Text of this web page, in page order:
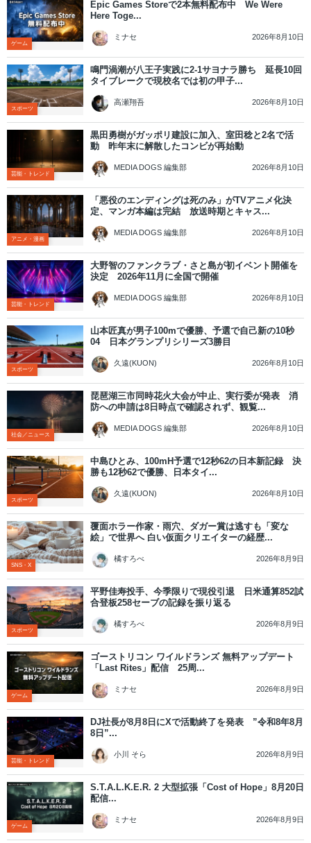
ゲーム
Epic Games Storeで2本無料配布中 We Were
Here Toge...
ミナセ 2026年8月10日
スポーツ
鳴門渦潮が八王子実践に2-1サヨナラ勝ち 延長10回
タイブレークで現校名では初の甲子...
高瀬翔吾 2026年8月10日
芸能・トレンド
黒田勇樹がガッポリ建設に加入、室田稔と2名で活
動 昨年末に解散したコンビが再始動
MEDIA DOGS 編集部 2026年8月10日
アニメ・漫画
「悪役のエンディングは死のみ」がTVアニメ化決
定、マンガ本編は完結 放送時期とキャス...
MEDIA DOGS 編集部 2026年8月10日
芸能・トレンド
大野智のファンクラブ・さと島が初イベント開催を
決定 2026年11月に全国で開催
MEDIA DOGS 編集部 2026年8月10日
スポーツ
山本匠真が男子100mで優勝、予選で自己新の10秒
04 日本グランプリシリーズ3勝目
久遠(KUON) 2026年8月10日
社会／ニュース
琵琶湖三市同時花火大会が中止、実行委が発表 消
防への申請は8日時点で確認されず、観覧...
MEDIA DOGS 編集部 2026年8月10日
スポーツ
中島ひとみ、100mH予選で12秒62の日本新記録 決
勝も12秒62で優勝、日本タイ...
久遠(KUON) 2026年8月10日
SNS・X
覆面ホラー作家・雨穴、ダガー賞は逃すも「変な
絵」で世界へ 白い仮面クリエイターの経歴...
橘すろべ 2026年8月9日
スポーツ
平野佳寿投手、今季限りで現役引退 日米通算852試
合登板258セーブの記録を振り返る
橘すろべ 2026年8月9日
ゲーム
ゴーストリコン ワイルドランズ 無料アップデート
「Last Rites」配信 25周...
ミナセ 2026年8月9日
芸能・トレンド
DJ社長が8月8日にXで活動終了を発表 ”令和8年8月
8日”...
小川 そら 2026年8月9日
ゲーム
S.T.A.L.K.E.R. 2 大型拡張「Cost of Hope」8月20日
配信...
ミナセ 2026年8月9日